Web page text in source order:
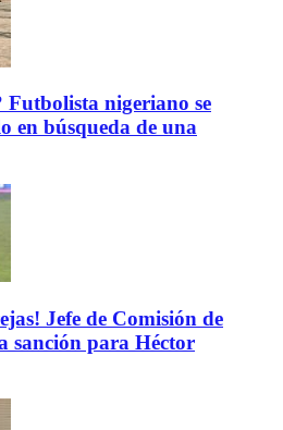
Futbolista nigeriano se
en búsqueda de una
Jefe de Comisión de
sanción para Héctor